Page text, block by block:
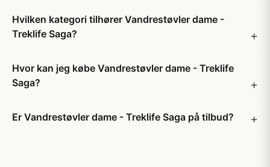
Hvilken kategori tilhører Vandrestøvler dame -
Treklife Saga?
Hvor kan jeg købe Vandrestøvler dame - Treklife
Saga?
Er Vandrestøvler dame - Treklife Saga på tilbud?